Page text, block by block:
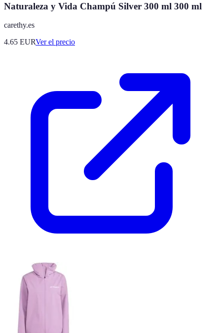
Naturaleza y Vida Champú Silver 300 ml 300 ml
carethy.es
4.65 EURVer el precio